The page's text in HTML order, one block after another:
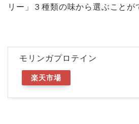
リー」３種類の味から選ぶことが
モリンガプロテイン
楽天市場